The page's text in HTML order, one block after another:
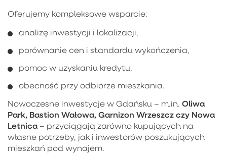
Oferujemy kompleksowe wsparcie:
analizę inwestycji i lokalizacji,
porównanie cen i standardu wykończenia,
pomoc w uzyskaniu kredytu,
obecność przy odbiorze mieszkania.
Nowoczesne inwestycje w Gdańsku – m.in. Oliwa
Park, Bastion Wałowa, Garnizon Wrzeszcz czy Nowa
Letnica – przyciągają zarówno kupujących na
własne potrzeby, jak i inwestorów poszukujących
mieszkań pod wynajem.